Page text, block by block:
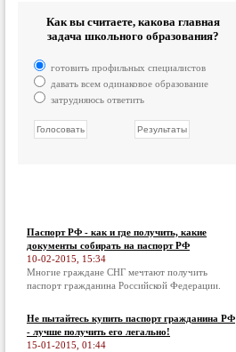
Как вы считаете, какова главная
задача школьного образования?
готовить профильных специалистов
давать всем одинаковое образование
затрудняюсь ответить
Паспорт РФ - как и где получить, какие
документы собирать на паспорт РФ
10-02-2015, 15:34
Многие граждане СНГ мечтают получить
паспорт гражданина Российской Федерации.
Не пытайтесь купить паспорт гражданина РФ
- лучше получить его легально!
15-01-2015, 01:44